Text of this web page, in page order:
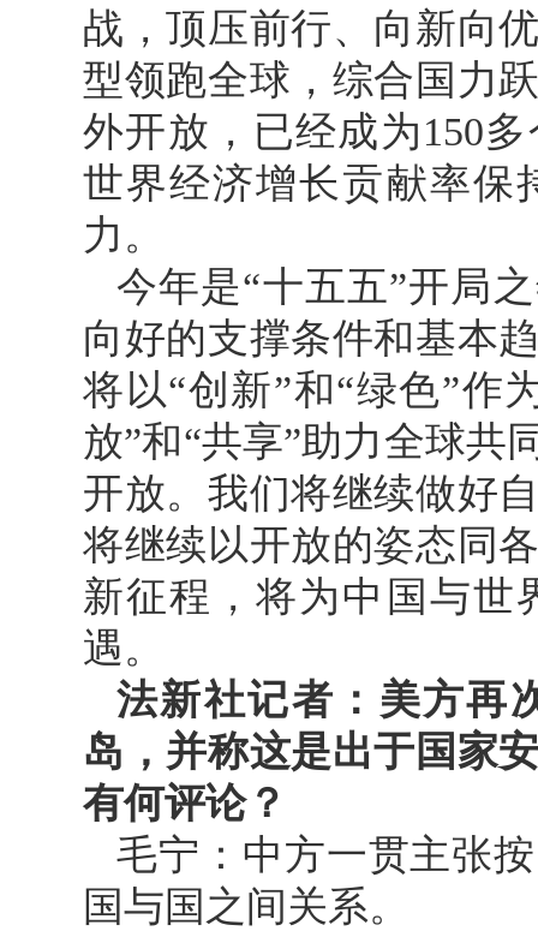
战，顶压前行、向新向
型领跑全球，综合国力
外开放，已经成为150
世界经济增长贡献率保
力。
今年是“十五五”开局
向好的支撑条件和基本
将以“创新”和“绿色”作
放”和“共享”助力全球共
开放。我们将继续做好
将继续以开放的姿态同
新征程，将为中国与世
遇。
法新社记者：美方再
岛，并称这是出于国家
有何评论？
毛宁：中方一贯主张
国与国之间关系。